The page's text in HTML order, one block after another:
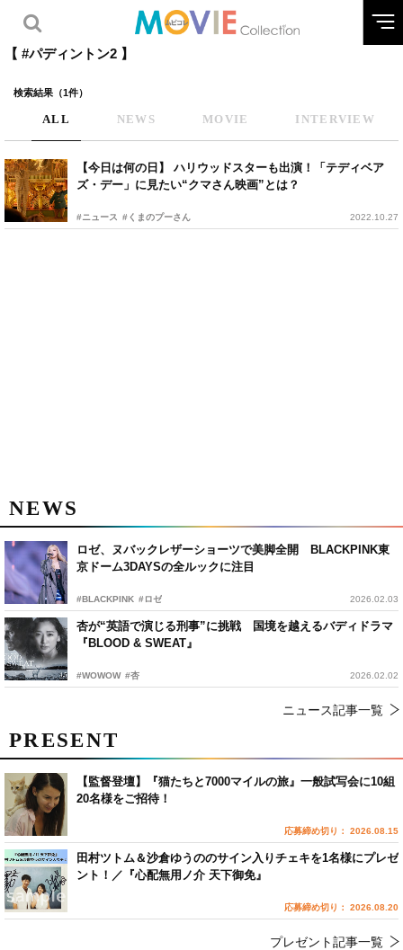
【 #パディントン2 】
検索結果（1件）
ALL NEWS MOVIE INTERVIEW
【今日は何の日】 ハリウッドスターも出演！「テディベア
ズ・デー」に見たい“クマさん映画”とは？
#ニュース #くまのプーさん 2022.10.27
NEWS
ロゼ、ヌバックレザーショーツで美脚全開 BLACKPINK東
京ドーム3DAYSの全ルックに注目
#BLACKPINK #ロゼ 2026.02.03
杏が“英語で演じる刑事”に挑戦 国境を越えるバディドラマ
『BLOOD & SWEAT』
#WOWOW #杏 2026.02.02
ニュース記事一覧
PRESENT
【監督登壇】『猫たちと7000マイルの旅』一般試写会に10組
20名様をご招待！
応募締め切り： 2026.08.15
田村ツトム＆沙倉ゆうののサイン入りチェキを1名様にプレゼ
ント！／『心配無用ノ介 天下御免』
応募締め切り： 2026.08.20
プレゼント記事一覧